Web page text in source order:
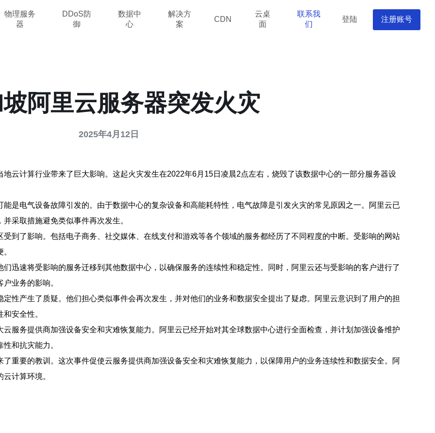
物理服务
器
DDoS防
御
数据中
心
解决方
案
CDN
云桌
面
联系我
们
登陆 注册账号
阿里云服务器突发火灾
2025年4月12日
云计算行业带来了巨大影响。这起火灾发生在2022年6月15日凌晨2点左右，烧毁了该数据中心的一部分服务器设
是电气设备故障引发的。由于数据中心的复杂设备和高能耗特性，电气故障是引发火灾的常见原因之一。阿里云已
采取措施避免类似事件再次发生。
到了影响。包括电子商务、社交媒体、在线支付和游戏等各个领域的服务都经历了不同程度的中断。受影响的网站
迅速将受影响的服务迁移到其他数据中心，以确保服务的连续性和稳定性。同时，阿里云还与受影响的客户进行了
业务的影响。
性产生了质疑。他们担心类似事件会再次发生，并对他们的业务和数据安全提出了疑虑。阿里云意识到了用户的担
安全性。
服务提供商加强设备安全和灾难恢复能力。阿里云已经开始对其全球数据中心进行全面检查，并计划加强设备维护
和抗灾能力。
重要的教训。这次事件促使云服务提供商加强设备安全和灾难恢复能力，以保障用户的业务连续性和数据安全。阿
计算环境。